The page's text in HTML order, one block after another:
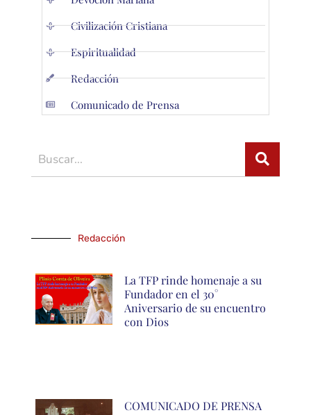
Civilización Cristiana
Espiritualidad
Redacción
Comunicado de Prensa
Redacción
La TFP rinde homenaje a su
Fundador en el 30°
Aniversario de su encuentro
con Dios
COMUNICADO DE PRENSA